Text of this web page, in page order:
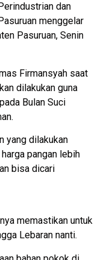
dan
menggelar
Pasuruan, Senin
Firmansyah saat
dilakukan guna
Bulan Suci
yang dilakukan
pangan lebih
bisa dicari
memastikan untuk
Lebaran nanti.